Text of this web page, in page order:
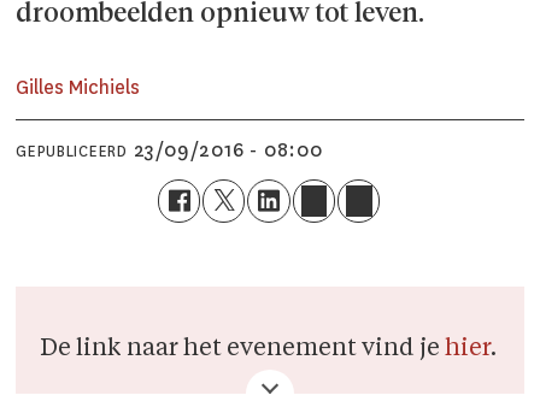
droombeelden opnieuw tot leven.
Gilles Michiels
GEPUBLICEERD 23/09/2016 - 08:00
De link naar het evenement vind jehier.